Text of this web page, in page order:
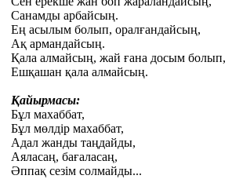
Санамды арбайсың.
Ең асылым болып, оралғандайсың,
Ақ армандайсың.
Қала алмайсың, жай ғана досым болып,
Ешқашан қала алмайсың.
Қайырмасы:
Бұл махаббат,
Бұл мөлдір махаббат,
Адал жанды таңдайды,
Аяласаң, бағаласаң,
Әппақ сезім солмайды...